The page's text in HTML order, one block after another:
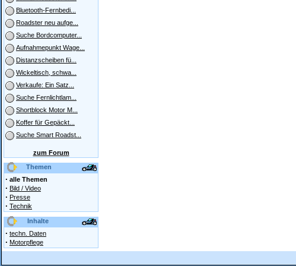
Bluetooth-Fernbedi...
Roadster neu aufge...
Suche Bordcomputer...
Aufnahmepunkt Wage...
Distanzscheiben fü...
Wickeltisch, schwa...
Verkaufe: Ein Satz...
Suche Fernlichtlam...
Shortblock Motor M...
Koffer für Gepäckt...
Suche Smart Roadst...
zum Forum
Themen
· alle Themen
· Bild / Video
· Presse
· Technik
Inhalte
· techn. Daten
· Motorpflege